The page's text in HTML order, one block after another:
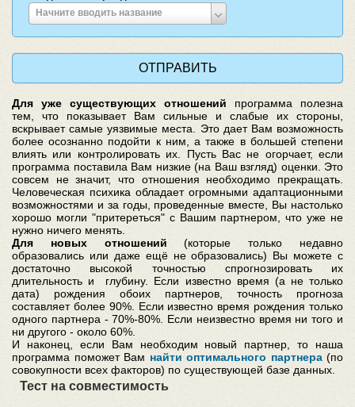
Начните вводить название
Введите
Для уже существующих отношений программа полезна
тем, что показывает Вам сильные и слабые их стороны,
вскрывает самые уязвимые места. Это дает Вам возможность
более осознанно подойти к ним, а также в большей степени
влиять или контролировать их. Пусть Вас не огорчает, если
программа поставила Вам низкие (на Ваш взгляд) оценки. Это
совсем не значит, что отношения необходимо прекращать.
Человеческая психика обладает огромными адаптационными
возможностями и за годы, проведенные вместе, Вы настолько
хорошо могли "притереться" с Вашим партнером, что уже не
нужно ничего менять.
Для новых отношений (которые только недавно
образовались или даже ещё не образовались) Вы можете с
достаточно высокой точностью спрогнозировать их
длительность и глубину. Если известно время (а не только
дата) рождения обоих партнеров, точность прогноза
составляет более 90%. Если известно время рождения только
одного партнера - 70%-80%. Если неизвестно время ни того и
ни другого - около 60%.
И наконец, если Вам необходим новый партнер, то наша
программа поможет Вам найти оптимального партнера(по
совокупности всех факторов) по существующей базе данных.
Тест на совместимость